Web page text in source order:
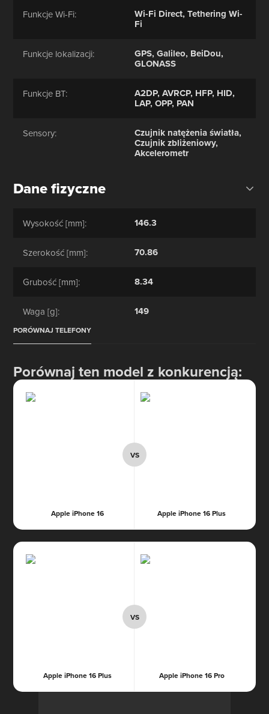
Funkcje Wi-Fi: Wi-Fi Direct, Tethering Wi-
Fi
Funkcje lokalizacji: GPS, Galileo, BeiDou,
GLONASS
Funkcje BT: A2DP, AVRCP, HFP, HID,
LAP, OPP, PAN
Sensory: Czujnik natężenia światła,
Czujnik zbliżeniowy,
Akcelerometr
Dane fizyczne
Wysokość [mm]: 146.3
Szerokość [mm]: 70.86
Grubość [mm]: 8.34
Waga [g]: 149
PORÓWNAJ TELEFONY
Porównaj ten model z konkurencją:
Apple iPhone 16 Apple iPhone 16 Plus
Apple iPhone 16 Plus Apple iPhone 16 Pro